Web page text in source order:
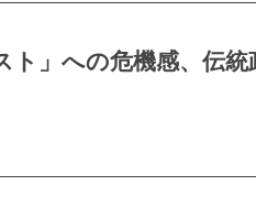
」への危機感、伝